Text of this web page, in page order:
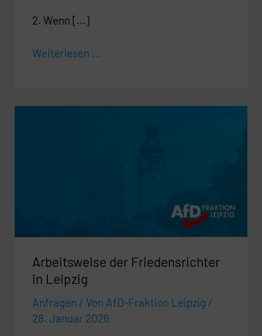
2. Wenn […]
Weiterlesen ...
Arbeitsweise der Friedensrichter
in Leipzig
Anfragen / Von AfD-Fraktion Leipzig /
28. Januar 2026